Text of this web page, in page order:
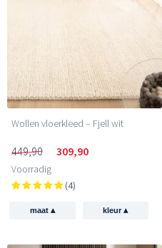
Wollen vloerkleed – Fjell wit
449,90 309,90
Voorradig
(4)
maat ▴ kleur▴